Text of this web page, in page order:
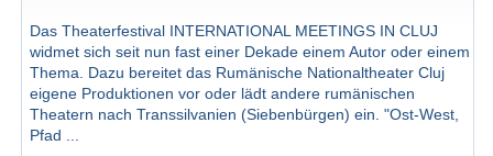
Das Theaterfestival INTERNATIONAL MEETINGS IN CLUJ
widmet sich seit nun fast einer Dekade einem Autor oder einem
Thema. Dazu bereitet das Rumänische Nationaltheater Cluj
eigene Produktionen vor oder lädt andere rumänischen
Theatern nach Transsilvanien (Siebenbürgen) ein. "Ost-West,
Pfad ...